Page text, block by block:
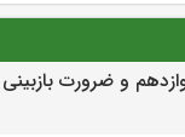
و ضرورت بازبینی